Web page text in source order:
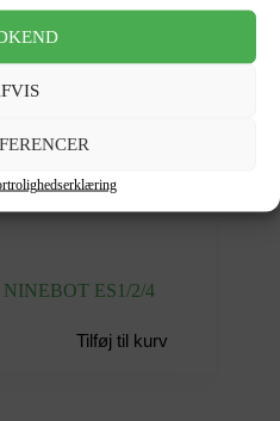
ES1/2/4
Tilføj til kurv